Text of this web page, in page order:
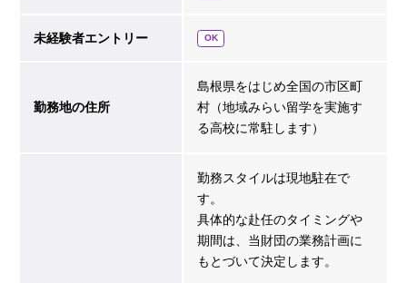
未経験者エントリー OK
勤務地の住所
島根県をはじめ全国の市区町
村（地域みらい留学を実施す
る高校に常駐します）
勤務スタイルは現地駐在で
す。
具体的な赴任のタイミングや
期間は、当財団の業務計画に
もとづいて決定します。